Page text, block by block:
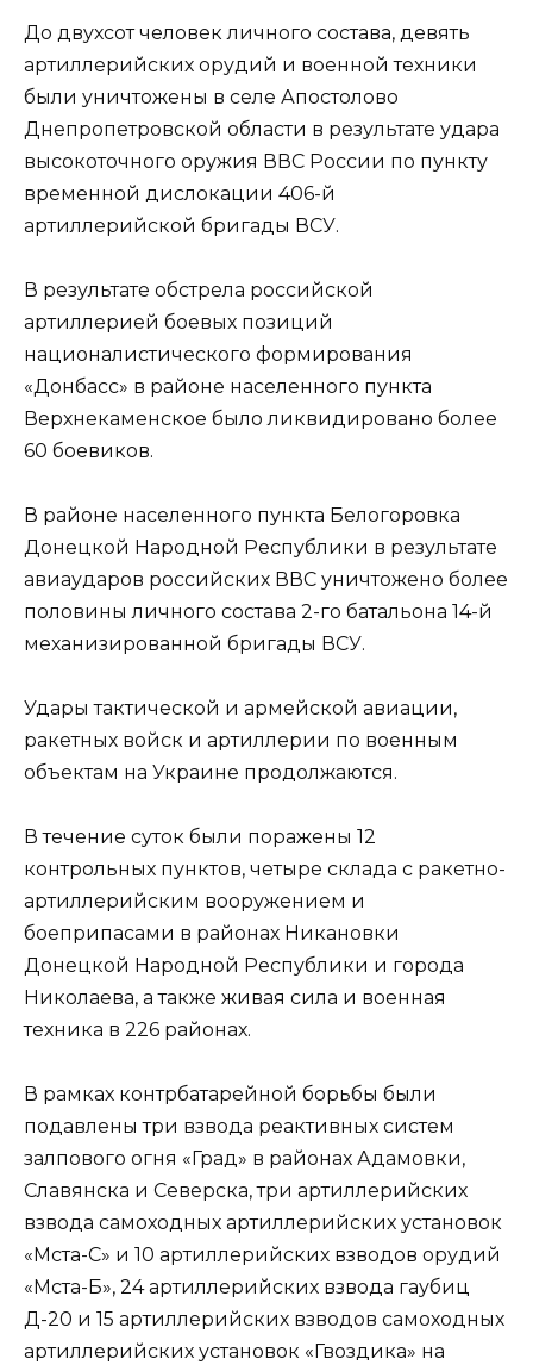
До двухсот человек личного состава, девять
артиллерийских орудий и военной техники
были уничтожены в селе Апостолово
Днепропетровской области в результате удара
высокоточного оружия ВВС России по пункту
временной дислокации 406-й
артиллерийской бригады ВСУ.
В результате обстрела российской
артиллерией боевых позиций
националистического формирования
«Донбасс» в районе населенного пункта
Верхнекаменское было ликвидировано более
60 боевиков.
В районе населенного пункта Белогоровка
Донецкой Народной Республики в результате
авиаударов российских ВВС уничтожено более
половины личного состава 2-го батальона 14-й
механизированной бригады ВСУ.
Удары тактической и армейской авиации,
ракетных войск и артиллерии по военным
объектам на Украине продолжаются.
В течение суток были поражены 12
контрольных пунктов, четыре склада с ракетно-
артиллерийским вооружением и
боеприпасами в районах Никановки
Донецкой Народной Республики и города
Николаева, а также живая сила и военная
техника в 226 районах.
В рамках контрбатарейной борьбы были
подавлены три взвода реактивных систем
залпового огня «Град» в районах Адамовки,
Славянска и Северска, три артиллерийских
взвода самоходных артиллерийских установок
«Мста-С» и 10 артиллерийских взводов орудий
«Мста-Б», 24 артиллерийских взвода гаубиц
Д-20 и 15 артиллерийских взводов самоходных
артиллерийских установок «Гвоздика» на